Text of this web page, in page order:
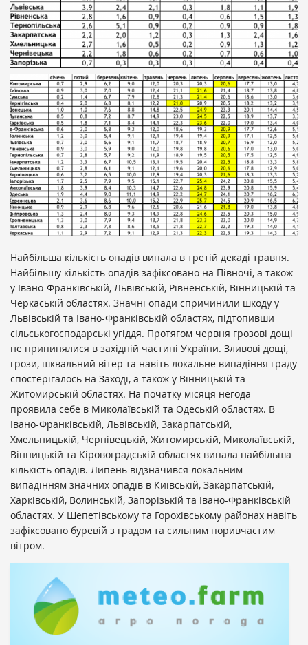
Найбільша кількість опадів випала в третій декаді травня.
Найбільшу кількість опадів зафіксовано на Півночі, а також
у Івано-Франківській, Львівській, Рівненській, Вінницькій та
Черкаській областях. Значні опади спричинили шкоду у
Львівській та Івано-Франківській областях, підтопивши
сільськогосподарські угіддя. Протягом червня грозові дощі
не припинялися в західній частині України. Зливові дощі,
грози, шквальний вітер та навіть локальне випадіння граду
спостерігалось на Заході, а також у Вінницькій та
Житомирській областях. На початку місяця негода
проявила себе в Миколаївській та Одеській областях. В
Івано-Франківській, Львівській, Закарпатській,
Хмельницькій, Чернівецькій, Житомирській, Миколаївській,
Вінницькій та Кіровоградській областях випала найбільша
кількість опадів. Липень відзначився локальним
випадінням значних опадів в Київській, Закарпатській,
Харківській, Волинській, Запорізькій та Івано-Франківській
областях. У Шепетівському та Горохівському районах навіть
зафіксовано буревій з градом та сильним поривчастим
вітром.